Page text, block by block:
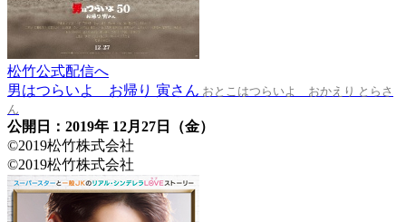
松竹公式配信へ
男はつらいよ お帰り 寅さん おとこはつらいよ おかえり とらさ
ん
公開日：2019年 12月27日（金）
©2019松竹株式会社
©2019松竹株式会社